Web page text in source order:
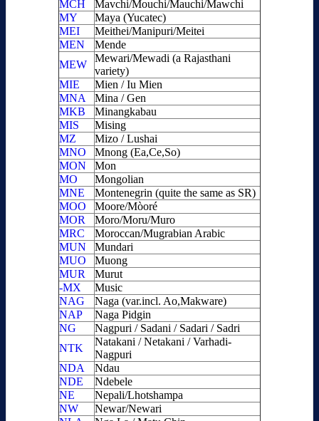
MCH
Mavchi/Mouchi/Mauchi/Mawchi
MY
Maya (Yucatec)
MEI
Meithei/Manipuri/Meitei
MEN
Mende
MEW
Mewari/Mewadi (a Rajasthani
variety)
MIE
Mien / Iu Mien
MNA
Mina / Gen
MKB
Minangkabau
MIS
Mising
MZ
Mizo / Lushai
MNO
Mnong (Ea,Ce,So)
MON
Mon
MO
Mongolian
MNE
Montenegrin (quite the same as SR)
MOO
Moore/Mòoré
MOR
Moro/Moru/Muro
MRC
Moroccan/Mugrabian Arabic
MUN
Mundari
MUO
Muong
MUR
Murut
-MX
Music
NAG
Naga (var.incl. Ao,Makware)
NAP
Naga Pidgin
NG
Nagpuri / Sadani / Sadari / Sadri
NTK
Natakani / Netakani / Varhadi-
Nagpuri
NDA
Ndau
NDE
Ndebele
NE
Nepali/Lhotshampa
NW
Newar/Newari